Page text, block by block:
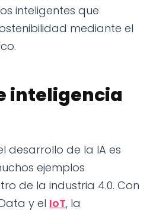
inteligentes que
mediante el
inteligencia
desarrollo de la IA es
ejemplos
de la industria 4.0. Con
y el IoT, la